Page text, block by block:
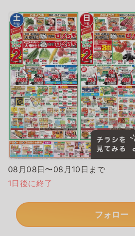
08月08日〜08月10日まで
1日後に終了
フォロー